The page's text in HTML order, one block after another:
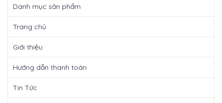
Danh mục sản phẩm
Trang chủ
Giới thiệu
Hướng dẫn thanh toán
Tin Tức